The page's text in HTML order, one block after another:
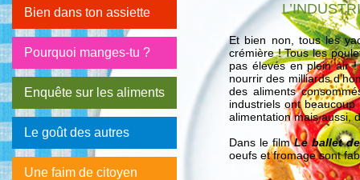
Bien dans ton assiette
Pourquoi manges-tu ?
Enquête sur les aliments
Le goût des autres
Une faim de citoyen
Et bien non, tous les
crémière ! Tous les
pas élevés en plein air
nourrir des milliards
des aliments
industriels ont
alimentation mais aussi,
Dans le filmLe ballet
oeufs et fromage sont